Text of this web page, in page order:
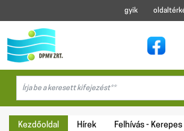
gyik
Kezdőoldal Hírek Felhívás - Kerepes